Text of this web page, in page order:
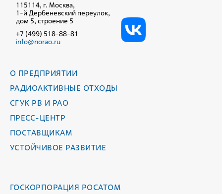
115114, г. Москва,
1-й Дербеневский переулок,
дом 5, строение 5
+7 (499) 518-88-81
info@norao.ru
О ПРЕДПРИЯТИИ
РАДИОАКТИВНЫЕ ОТХОДЫ
СГУК РВ И РАО
ПРЕСС-ЦЕНТР
ПОСТАВЩИКАМ
УСТОЙЧИВОЕ РАЗВИТИЕ
ГОСКОРПОРАЦИЯ РОСАТОМ